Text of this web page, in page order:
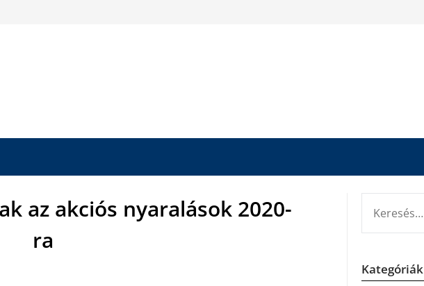
az akciós nyaralások 2020-
ra
Kategóriák